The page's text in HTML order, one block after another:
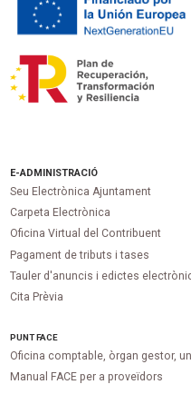
E-ADMINISTRACIÓ
Seu Electrònica Ajuntament
Carpeta Electrònica
Oficina Virtual del Contribuent
Pagament de tributs i tases
Tauler d'anuncis i edictes
Cita Prèvia
PUNTFACE
Oficina comptable, òrgan gestor,
Manual FACE per a proveïdors